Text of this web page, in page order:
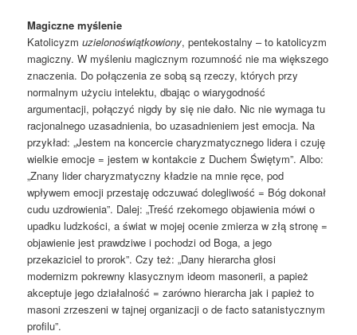
Magiczne myślenie
Katolicyzmuzielonoświątkowiony, pentekostalny – to katolicyzm
magiczny. W myśleniu magicznym rozumność nie ma większego
znaczenia. Do połączenia ze sobą są rzeczy, których przy
normalnym użyciu intelektu, dbając o wiarygodność
argumentacji, połączyć nigdy by się nie dało. Nic nie wymaga tu
racjonalnego uzasadnienia, bo uzasadnieniem jest emocja. Na
przykład: „Jestem na koncercie charyzmatycznego lidera i czuję
wielkie emocje = jestem w kontakcie z Duchem Świętym”. Albo:
„Znany lider charyzmatyczny kładzie na mnie ręce, pod
wpływem emocji przestaję odczuwać dolegliwość = Bóg dokonał
cudu uzdrowienia”. Dalej: „Treść rzekomego objawienia mówi o
upadku ludzkości, a świat w mojej ocenie zmierza w złą stronę =
objawienie jest prawdziwe i pochodzi od Boga, a jego
przekaziciel to prorok”. Czy też: „Dany hierarcha głosi
modernizm pokrewny klasycznym ideom masonerii, a papież
akceptuje jego działalność = zarówno hierarcha jak i papież to
masoni zrzeszeni w tajnej organizacji o de facto satanistycznym
profilu”.